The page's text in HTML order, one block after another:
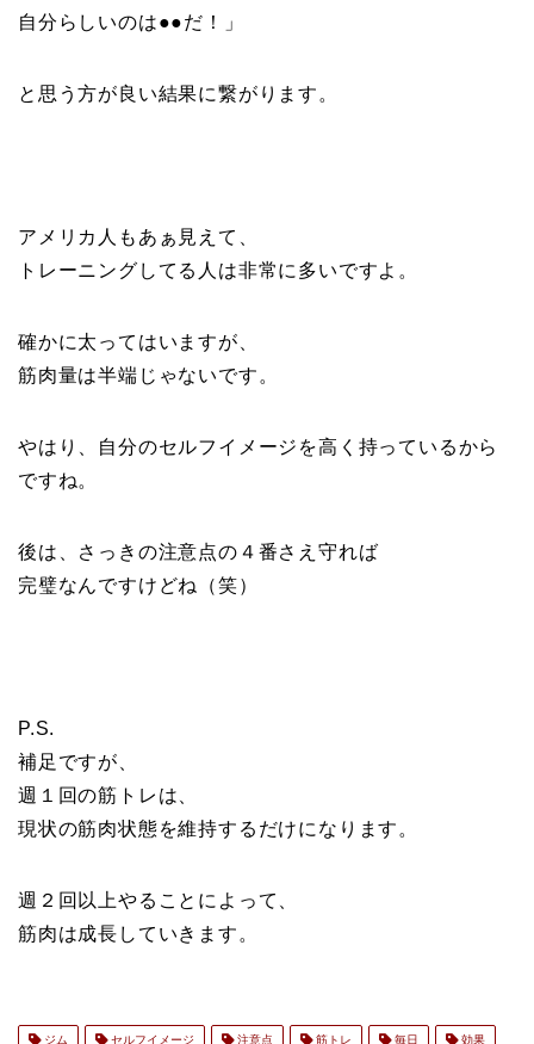
自分らしいのは●●だ！」
と思う方が良い結果に繋がります。
アメリカ人もあぁ見えて、
トレーニングしてる人は非常に多いですよ。
確かに太ってはいますが、
筋肉量は半端じゃないです。
やはり、自分のセルフイメージを高く持っているから
ですね。
後は、さっきの注意点の４番さえ守れば
完璧なんですけどね（笑）
P.S.
補足ですが、
週１回の筋トレは、
現状の筋肉状態を維持するだけになります。
週２回以上やることによって、
筋肉は成長していきます。
ジム セルフイメージ 注意点 筋トレ 毎日 効果